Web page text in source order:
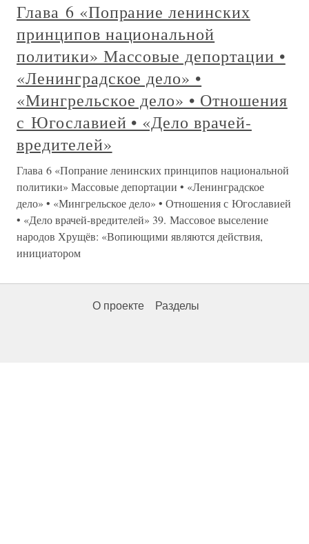
Глава 6 «Попрание ленинских
принципов национальной
политики» Массовые депортации •
«Ленинградское дело» •
«Мингрельское дело» • Отношения
с Югославией • «Дело врачей-
вредителей»
Глава 6 «Попрание ленинских принципов национальной
политики» Массовые депортации • «Ленинградское
дело» • «Мингрельское дело» • Отношения с Югославией
• «Дело врачей-вредителей» 39. Массовое выселение
народов Хрущёв: «Вопиющими являются действия,
инициатором
О проекте Разделы